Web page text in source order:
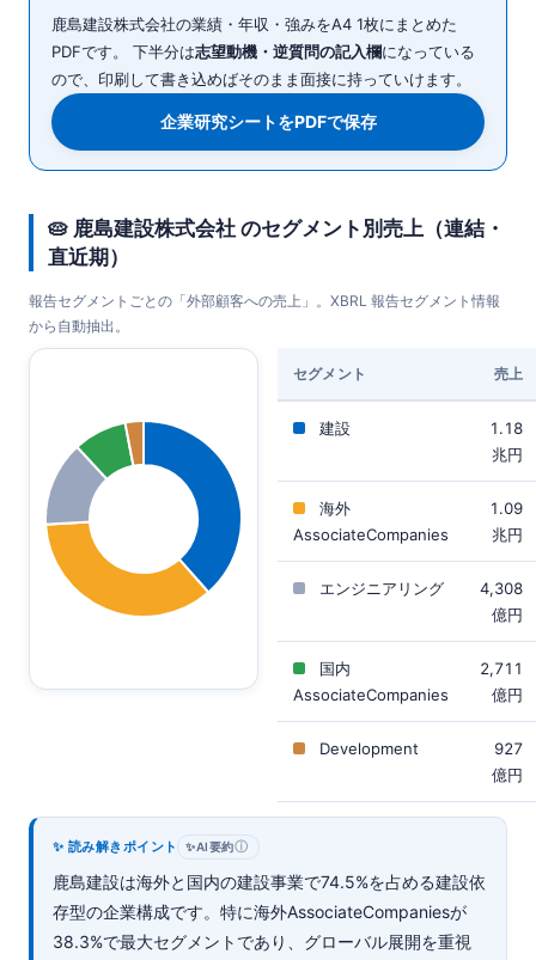
鹿島建設株式会社の業績・年収・強みをA4 1枚にまとめた
PDFです。 下半分は志望動機・逆質問の記入欄になっている
ので、印刷して書き込めばそのまま面接に持っていけます。
企業研究シートをPDFで保存
🥧 鹿島建設株式会社 のセグメント別売上（連結・
直近期）
報告セグメントごとの「外部顧客への売上」。XBRL 報告セグメント情報
から自動抽出。
セグメント 売上
建設
1.18
兆円
海外
AssociateCompanies
1.09
兆円
エンジニアリング
4,308
億円
国内
AssociateCompanies
2,711
億円
Development
927
億円
✨ 読み解きポイント ✨AI要約ⓘ
鹿島建設は海外と国内の建設事業で74.5%を占める建設依
存型の企業構成です。特に海外AssociateCompaniesが
38.3%で最大セグメントであり、グローバル展開を重視